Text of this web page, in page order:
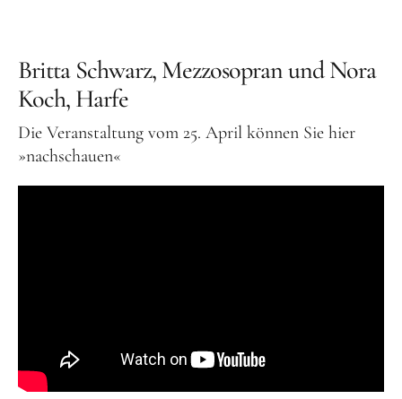
Wolfgang Thierse
2019 · LOTTO-Stiftung Berlin
Festschrift
Konzertarchiv
Orgelakademie 2022
Orgelherbst 2021
Britta Schwarz, Mezzosopran und Nora
Koch, Harfe
Die Veranstaltung vom 25. April können Sie hier
»nachschauen«